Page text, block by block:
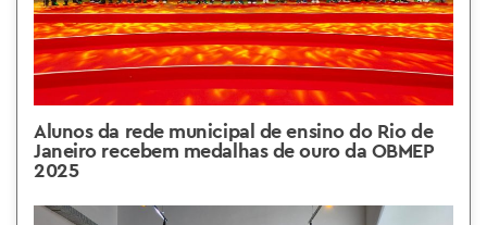
Alunos da rede municipal de ensino do Rio de
Janeiro recebem medalhas de ouro da OBMEP
2025